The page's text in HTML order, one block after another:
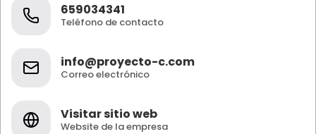
659034341
Teléfono de contacto
info@proyecto-c.com
Correo electrónico
Visitar sitio web
Website de la empresa